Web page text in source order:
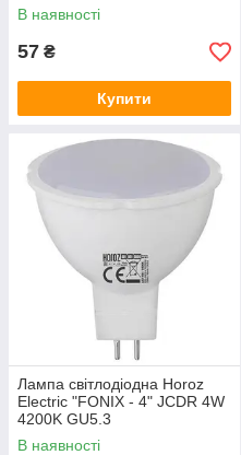
В наявності
57 ₴
Купити
Лампа світлодіодна Horoz
Electric "FONIX - 4" JCDR 4W
4200K GU5.3
В наявності